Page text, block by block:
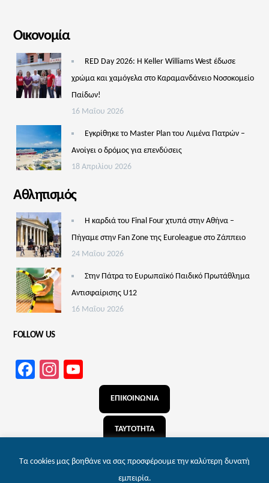
Οικονομία
RED Day 2026: Η Keller Williams West έδωσε
χρώμα και χαμόγελα στο Καραμανδάνειο Νοσοκομείο
Παίδων!
16 Μαΐου 2026
Εγκρίθηκε το Master Plan του Λιμένα Πατρών –
Aνοίγει ο δρόμος για επενδύσεις
18 Απριλίου 2026
Αθλητισμός
Η καρδιά του Final Four χτυπά στην Αθήνα –
Πήγαμε στην Fan Zone της Euroleague στο Ζάππειο
24 Μαΐου 2026
Στην Πάτρα το Ευρωπαϊκό Παιδικό Πρωτάθλημα
Αντισφαίρισης U12
16 Μαΐου 2026
FOLLOW US
Facebook
Instagram
Channel
ΕΠΙΚΟΙΝΩΝΙΑ
ΤΑΥΤΟΤΗΤΑ
Τα cookies μας βοηθάνε να σας προσφέρουμε την καλύτερη δυνατή
εμπειρία.